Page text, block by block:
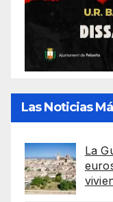
Las Noticias
La